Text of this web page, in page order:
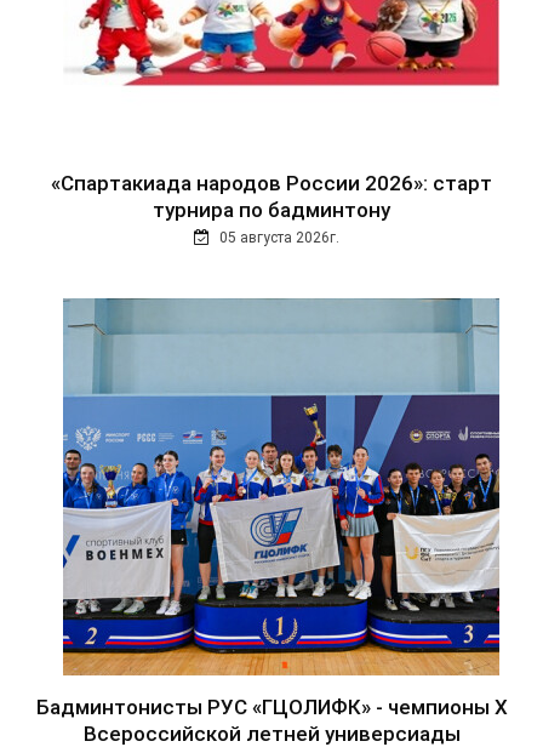
«Спартакиада народов России 2026»: старт
турнира по бадминтону
05 августа 2026г.
Бадминтонисты РУС «ГЦОЛИФК» - чемпионы Х
Всероссийской летней универсиады